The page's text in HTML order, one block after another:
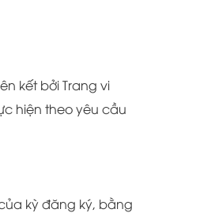
kết bởi Trang vi
hiện theo yêu cầu
kỳ đăng ký, bằng